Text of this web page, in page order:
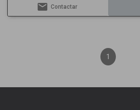
email Contactar
1